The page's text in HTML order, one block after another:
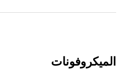
الميكروفونات